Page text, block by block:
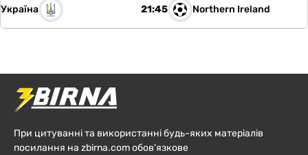
Україна 21:45 Northern Ireland
При цитуванні та використанні будь-яких матеріалів
посилання на zbirna.com обов'язкове